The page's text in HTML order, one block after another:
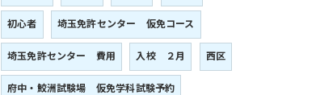
初心者 埼玉免許センター 仮免コース
埼玉免許センター 費用 入校 ２月 西区
府中・鮫洲試験場 仮免学科試験予約